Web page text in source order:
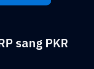
sang PKR